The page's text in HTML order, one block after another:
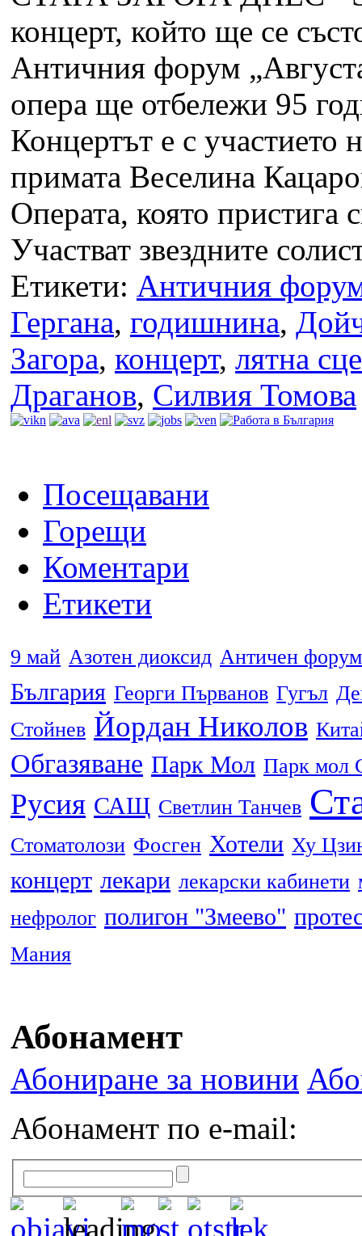
концерт, който ще се
Античния форум
опера ще отбележи 95
Концертът е с участието
примата Веселина
Операта, която пристига
Участват звездните
Етикети: Античния
Гергана, годишнина,
Загора, концерт, лятна
Драганов, Силвия Томова
Посещавани
Горещи
Коментари
Етикети
9 май Азотен диоксид Античен форум
България Георги Първанов Гугъл
Стойнев Йордан Николов
Обгазяване Парк Мол Парк мол
Русия САЩ Светлин Танчев
Стоматолози Фосген Хотели Ху
концерт лекари лекарски кабинети
нефролог полигон "Змеево"
Мания
Абонамент
Абониране за новини
Абонамент по e-mail: